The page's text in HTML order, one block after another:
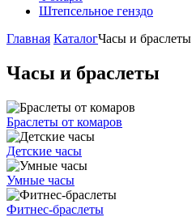
Штепсельное генздо
Главная КаталогЧасы и браслеты
Часы и браслеты
Браслеты от комаров
Детские часы
Умные часы
Фитнес-браслеты